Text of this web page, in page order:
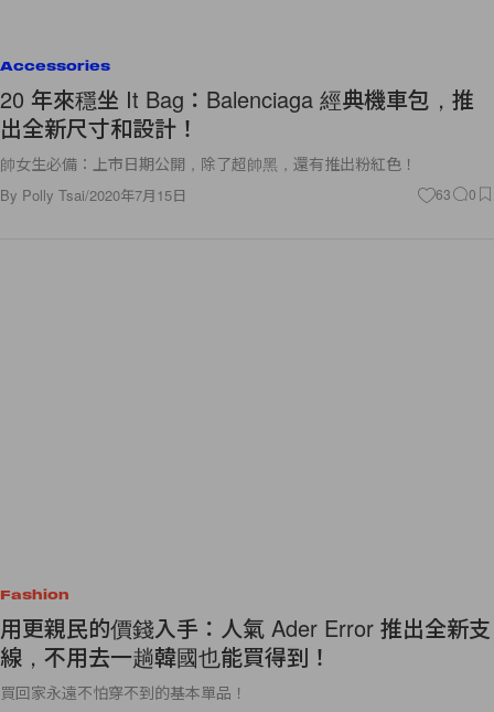
Accessories
20 年來穩坐 It Bag：Balenciaga 經典機車包，推
出全新尺寸和設計！
帥女生必備：上市日期公開，除了超帥黑，還有推出粉紅色！
By Polly Tsai/2020年7月15日 63 0
Fashion
用更親民的價錢入手：人氣 Ader Error 推出全新支
線，不用去一趟韓國也能買得到！
買回家永遠不怕穿不到的基本單品！